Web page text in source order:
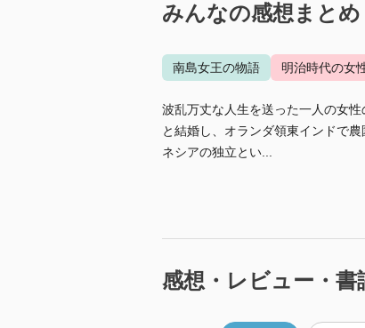
みんなの感想まとめ
南島女王の物語 明治時代の女
波乱万丈な人生を送った一人の女
と結婚し、オランダ領東インドで
ネシアの独立とい...
感想・レビュー・書